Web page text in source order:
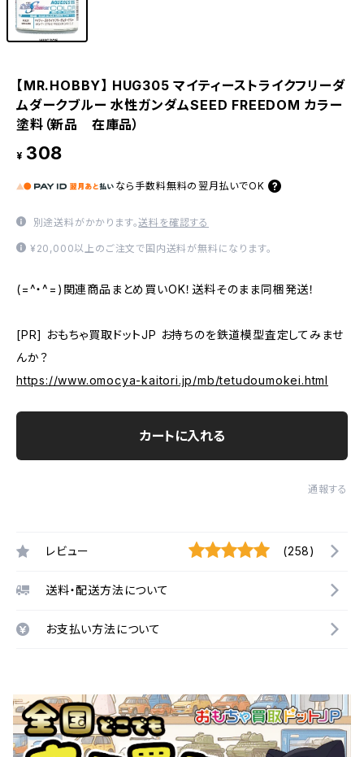
【MR.HOBBY】 HUG305 マイティーストライクフリーダ
ムダークブルー 水性ガンダムSEED FREEDOM カラー
塗料（新品 在庫品）
¥ 308
なら 手数料無料の 翌月払いでOK
別途送料がかかります。送料を確認する
¥20,000以上のご注文で国内送料が無料になります。
(=^・^=)関連商品まとめ買いOK！送料そのまま同梱発送！
[PR] おもちゃ買取ドットJP お持ちのを鉄道模型査定してみませ
んか？
https://www.omocya-kaitori.jp/mb/tetudoumokei.html
カートに入れる
通報する
レビュー (258)
送料・配送方法について
お支払い方法について